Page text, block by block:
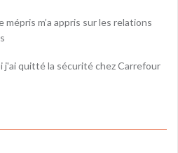
mépris m’a appris sur les relations
j'ai quitté la sécurité chez Carrefour